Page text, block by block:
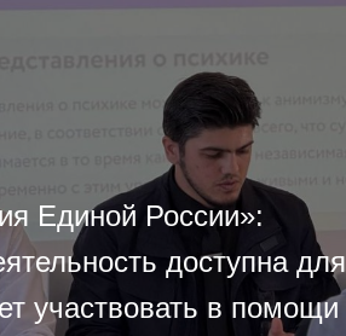
Единой России»:
доступна для
участвовать в помощи